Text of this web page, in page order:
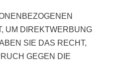
UM DIREKTWERBUNG
SIE DAS RECHT,
GEGEN DIE